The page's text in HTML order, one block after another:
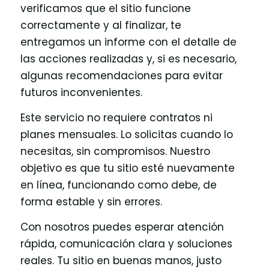
verificamos que el sitio funcione
correctamente y al finalizar, te
entregamos un informe con el detalle de
las acciones realizadas y, si es necesario,
algunas recomendaciones para evitar
futuros inconvenientes.
Este servicio no requiere contratos ni
planes mensuales. Lo solicitas cuando lo
necesitas, sin compromisos. Nuestro
objetivo es que tu sitio esté nuevamente
en línea, funcionando como debe, de
forma estable y sin errores.
Con nosotros puedes esperar atención
rápida, comunicación clara y soluciones
reales. Tu sitio en buenas manos, justo